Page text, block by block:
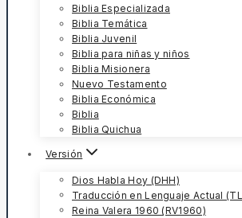
Biblia Especializada
Biblia Temática
Biblia Juvenil
Biblia para niñas y niños
Biblia Misionera
Nuevo Testamento
Biblia Económica
Biblia
Biblia Quichua
Versión
Dios Habla Hoy (DHH)
Traducción en Lenguaje Actual
Reina Valera 1960 (RV1960)